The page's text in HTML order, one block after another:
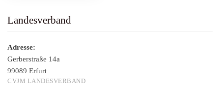
Landesverband
Adresse:
Gerberstraße 14a
99089 Erfurt
CVJM LANDESVERBAND